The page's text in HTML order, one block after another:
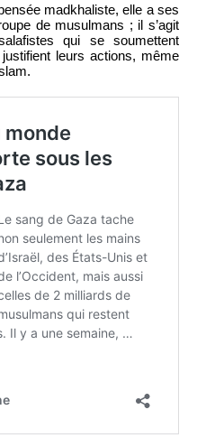
madkhaliste, elle a ses
de musulmans ; il s’agit
qui se soumettent
leurs actions, même